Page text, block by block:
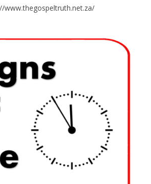
www.thegospeltruth.net.za/